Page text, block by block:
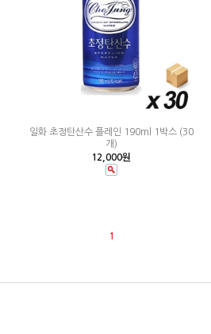
일화 초정탄산수 플레인 190ml 1박스 (30
개)
12,000원
1